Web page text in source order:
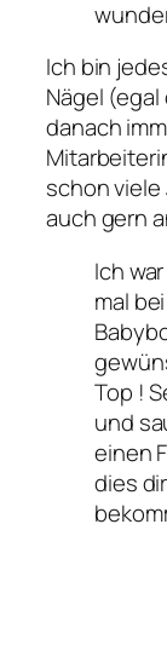
Ich bin
Nägel
danach
schon
auch gern
Ich
mal
Top !
und
einen
dies